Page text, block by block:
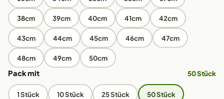
38cm 39cm 40cm 41cm 42cm
43cm 44cm 45cm 46cm 47cm
48cm 49cm 50cm
Pack mit 50 Stück
1 Stück 10 Stück 25 Stück 50 Stück